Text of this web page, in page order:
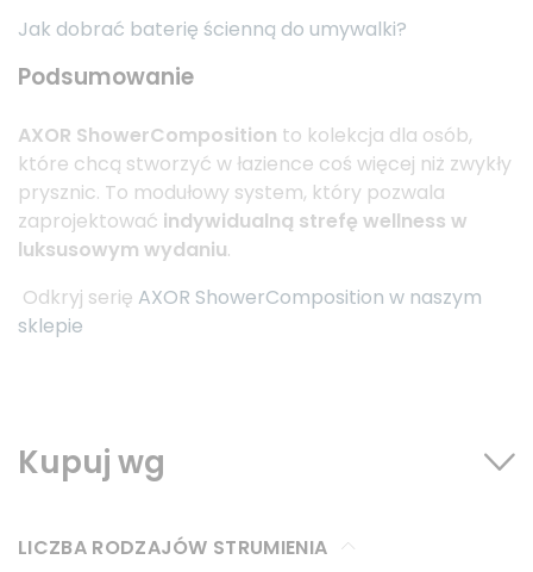
Jak dobrać baterię ścienną do umywalki?
Podsumowanie
AXOR ShowerComposition to kolekcja dla osób,
które chcą stworzyć w łazience coś więcej niż zwykły
prysznic. To modułowy system, który pozwala
zaprojektować indywidualną strefę wellness w
luksusowym wydaniu.
Odkryj serię AXOR ShowerComposition w naszym
sklepie
Kupuj wg
LICZBA RODZAJÓW STRUMIENIA